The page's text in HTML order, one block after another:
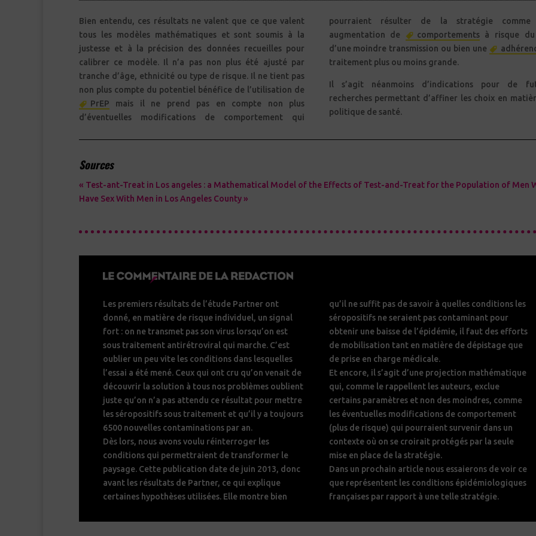
Bien entendu, ces résultats ne valent que ce que valent
tous les modèles mathématiques et sont soumis à la
justesse et à la précision des données recueilles pour
calibrer ce modèle. Il n’a pas non plus été ajusté par
tranche d’âge, ethnicité ou type de risque. Il ne tient pas
non plus compte du potentiel bénéfice de l’utilisation de
PrEP mais il ne prend pas en compte non plus
d’éventuelles modifications de comportement qui
pourraient résulter de la stratégie comme
augmentation de
comportementsà risque
d’une moindre transmission ou bien une
traitement plus ou moins grande.
Il s’agit néanmoins d’indications pour de
recherches permettant d’affiner les choix en
politique de santé.
Sources
« Test-ant-Treat in Los angeles : a Mathematical Model of the Effects of Test-and-Treat for the Population of Men
Have Sex With Men in Los Angeles County »
Les premiers résultats de l’étude Partner ont
donné, en matière de risque individuel, un signal
fort : on ne transmet pas son virus lorsqu’on est
sous traitement antirétroviral qui marche. C’est
oublier un peu vite les conditions dans lesquelles
l’essai a été mené. Ceux qui ont cru qu’on venait de
découvrir la solution à tous nos problèmes oublient
juste qu’on n’a pas attendu ce résultat pour mettre
les séropositifs sous traitement et qu’il y a toujours
6500 nouvelles contaminations par an.
Dès lors, nous avons voulu réinterroger les
conditions qui permettraient de transformer le
paysage. Cette publication date de juin 2013, donc
avant les résultats de Partner, ce qui explique
certaines hypothèses utilisées. Elle montre bien
qu’il ne suffit pas de savoir à quelles conditions les
séropositifs ne seraient pas contaminant pour
obtenir une baisse de l’épidémie, il faut des efforts
de mobilisation tant en matière de dépistage que
de prise en charge médicale.
Et encore, il s’agit d’une projection mathématique
qui, comme le rappellent les auteurs, exclue
certains paramètres et non des moindres, comme
les éventuelles modifications de comportement
(plus de risque) qui pourraient survenir dans un
contexte où on se croirait protégés par la seule
mise en place de la stratégie.
Dans un prochain article nous essaierons de voir ce
que représentent les conditions épidémiologiques
françaises par rapport à une telle stratégie.